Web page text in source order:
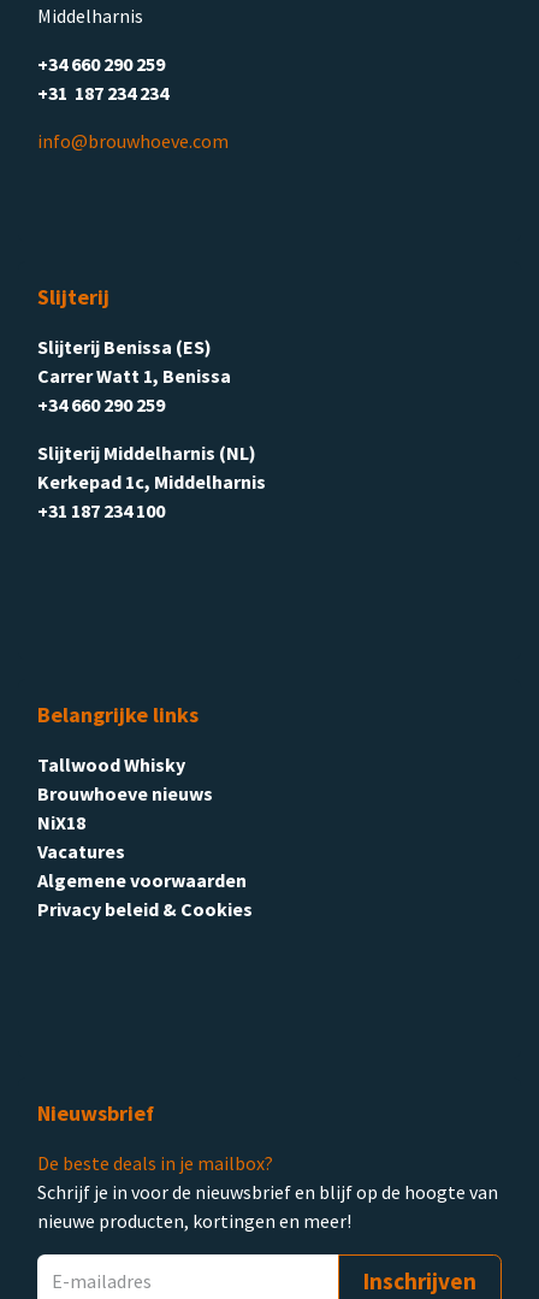
Middelharnis
+34 660 290 259
+31 187 234 234
info@brouwhoeve.com
Slijterij
Slijterij Benissa (ES)
Carrer Watt 1, Benissa
+34 660 290 259
Slijterij Middelharnis (NL)
Kerkepad 1c, Middelharnis
+31 187 234 100
Belangrijke links
Tallwood Whisky
Brouwhoeve nieuws
NiX18
Vacatures
Algemene voorwaarden
Privacy beleid & Cookies
Nieuwsbrief
De beste deals in je mailbox?
Schrijf je in voor de nieuwsbrief en blijf op de hoogte van
nieuwe producten, kortingen en meer!
Inschrijven